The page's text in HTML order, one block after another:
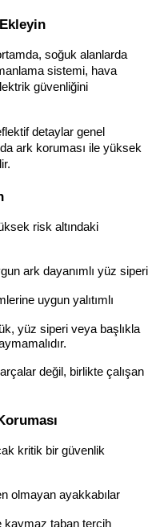
soğuk alanlarda
sistemi, hava
güvenliğini
detaylar genel
ark koruması ile yüksek
risk altındaki
ark dayanımlı yüz siperi
uygun yalıtımlı
yüz siperi veya başlıkla
değil, birlikte çalışan
kritik bir güvenlik
olmayan ayakkabılar
kaymaz taban tercih